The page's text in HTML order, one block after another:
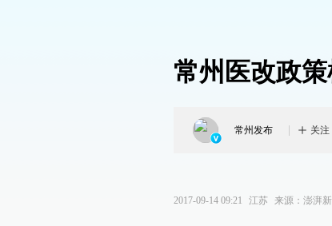
常州医改政
常州发布 关注
2017-09-14 09:21 江苏 来源： 澎湃